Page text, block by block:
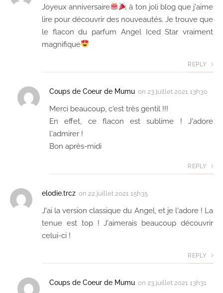
Joyeux anniversaire
à ton joli blog que j'aime
lire pour découvrir des nouveautés. Je trouve que
le flacon du parfum Angel Iced Star vraiment
magnifique
REPLY
Coups de Coeur de Mumu on 23 juillet 2021 13h30
Merci beaucoup, c'est très gentil !!!
En effet, ce flacon est sublime ! J'adore
l'admirer !
Bon après-midi
REPLY
elodie.trcz on 22 juillet 2021 15h35
J'ai la version classique du Angel, et je l'adore ! La
tenue est top ! J'aimerais beaucoup découvrir
celui-ci !
REPLY
Coups de Coeur de Mumu on 23 juillet 2021 13h31